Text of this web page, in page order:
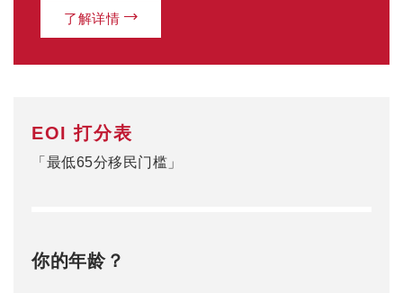
了解详情
EOI 打分表
「最低65分移民门槛」
你的年龄？